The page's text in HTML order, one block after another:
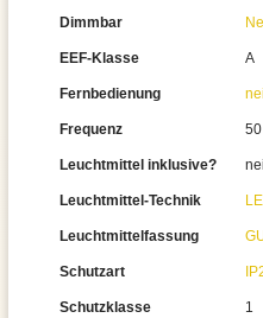
Dimmbar
EEF-Klasse A
Fernbedienung
Frequenz
Leuchtmittel inklusive?
Leuchtmittel-Technik
Leuchtmittelfassung
Schutzart
Schutzklasse 1